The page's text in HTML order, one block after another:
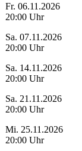
Fr. 06.11.2026
20:00 Uhr
Sa. 07.11.2026
20:00 Uhr
Sa. 14.11.2026
20:00 Uhr
Sa. 21.11.2026
20:00 Uhr
Mi. 25.11.2026
20:00 Uhr